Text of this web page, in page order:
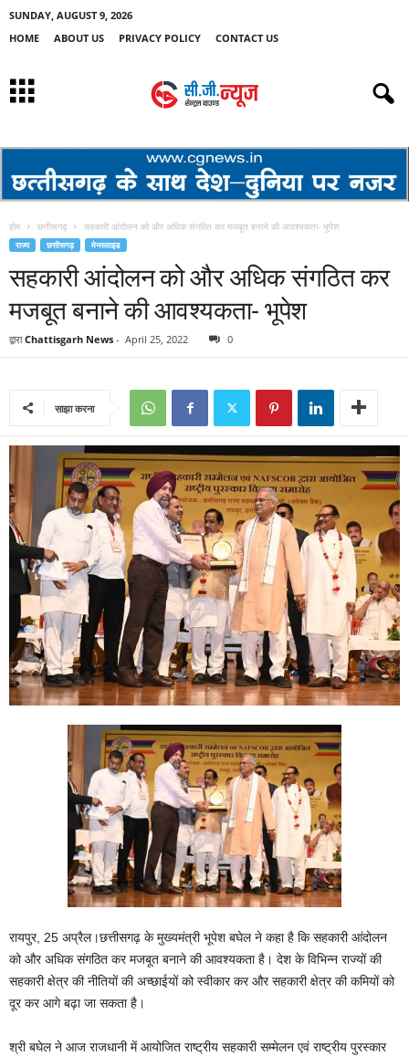
SUNDAY, AUGUST 9, 2026
HOME
ABOUT US PRIVACY POLICY CONTACT US
होम छत्तीसगढ़ सहकारी आंदोलन को और अधिक संगठित कर मजबूत बनाने की आवश्यकता- भूपेश
राज्य छत्तीसगढ़ मेनस्लाइड
सहकारी आंदोलन को और अधिक संगठित कर
मजबूत बनाने की आवश्यकता- भूपेश
द्वारा Chattisgarh News - April 25, 2022 0
साझा करना
रायपुर, 25 अप्रैल।छत्तीसगढ़ के मुख्यमंत्री भूपेश बघेल ने कहा है कि सहकारी आंदोलन
को और अधिक संगठित कर मजबूत बनाने की आवश्यकता है। देश के विभिन्न राज्यों की
सहकारी क्षेत्र की नीतियों की अच्छाईयों को स्वीकार कर और सहकारी क्षेत्र की कमियों को
दूर कर आगे बढ़ा जा सकता है।
श्री बघेल ने आज राजधानी में आयोजित राष्ट्रीय सहकारी सम्मेलन एवं राष्ट्रीय पुरस्कार